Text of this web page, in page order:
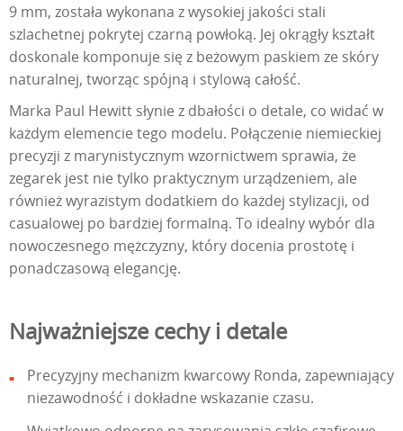
9 mm, została wykonana z wysokiej jakości stali
szlachetnej pokrytej czarną powłoką. Jej okrągły kształt
doskonale komponuje się z beżowym paskiem ze skóry
naturalnej, tworząc spójną i stylową całość.
Marka Paul Hewitt słynie z dbałości o detale, co widać w
każdym elemencie tego modelu. Połączenie niemieckiej
precyzji z marynistycznym wzornictwem sprawia, że
zegarek jest nie tylko praktycznym urządzeniem, ale
również wyrazistym dodatkiem do każdej stylizacji, od
casualowej po bardziej formalną. To idealny wybór dla
nowoczesnego mężczyzny, który docenia prostotę i
ponadczasową elegancję.
Najważniejsze cechy i detale
Precyzyjny mechanizm kwarcowy Ronda, zapewniający
niezawodność i dokładne wskazanie czasu.